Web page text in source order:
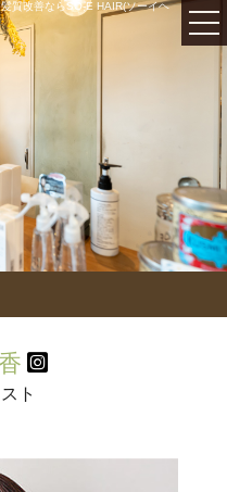
質改善ならSO-E HAIR(ソーイヘ
ト